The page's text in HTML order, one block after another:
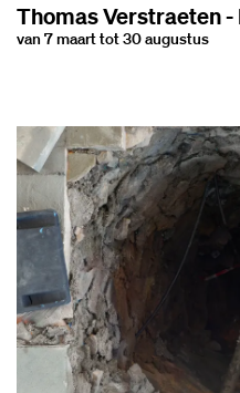
Thomas Verstraeten
van 7 maart tot 30 augustus